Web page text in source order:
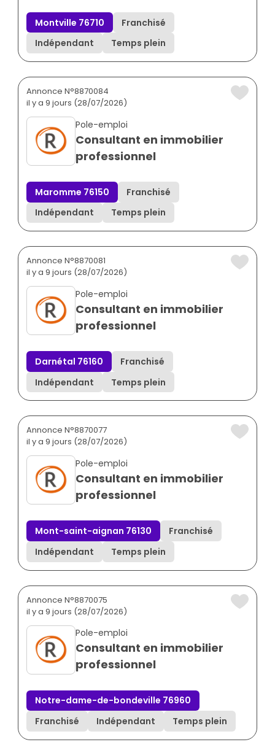
Montville 76710
Franchisé
Indépendant
Temps plein
Annonce N°8870084
il y a 9 jours (28/07/2026)
Pole-emploi
Consultant en immobilier
professionnel
Maromme 76150
Franchisé
Indépendant
Temps plein
Annonce N°8870081
il y a 9 jours (28/07/2026)
Pole-emploi
Consultant en immobilier
professionnel
Darnétal 76160
Franchisé
Indépendant
Temps plein
Annonce N°8870077
il y a 9 jours (28/07/2026)
Pole-emploi
Consultant en immobilier
professionnel
Mont-saint-aignan 76130
Franchisé
Indépendant
Temps plein
Annonce N°8870075
il y a 9 jours (28/07/2026)
Pole-emploi
Consultant en immobilier
professionnel
Notre-dame-de-bondeville 76960
Franchisé
Indépendant Temps plein